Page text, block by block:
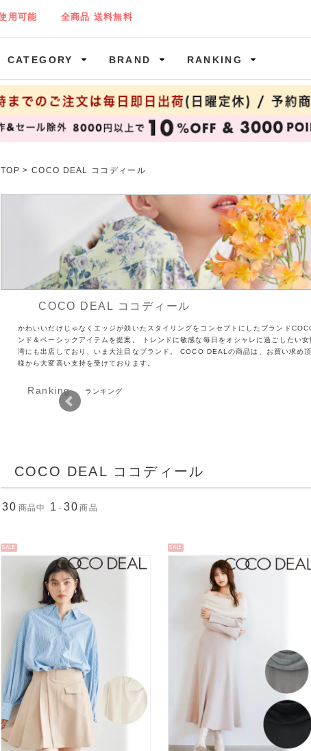
CATEGORY BRAND RANKING
TOP > COCO DEAL ココディール
COCO DEAL ココディール
かわいいだけじゃなくエッジが効いたスタイリングをコンセプトにしたブランド
ンド＆ベーシックアイテムを提案。 トレンドに敏感な毎日をオシャレに過ごしたい
湾にも出店しており、いま大注目なブランド。 COCO DEALの商品は、お買い求め
様から大変高い支持を受けております。
Ranking ランキング
COCO DEAL ココディール
30 商品中 1 - 30 商品
SALE SALE